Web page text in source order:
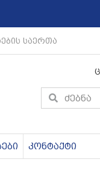
საერთაშორისო
კონტაქტი